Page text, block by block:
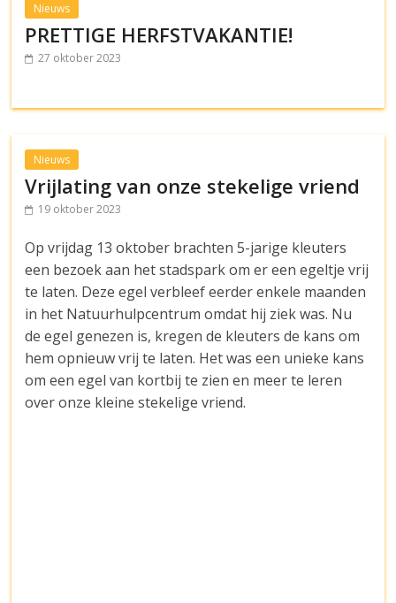
Nieuws
PRETTIGE HERFSTVAKANTIE!
27 oktober 2023
Nieuws
Vrijlating van onze stekelige vriend
19 oktober 2023
Op vrijdag 13 oktober brachten 5-jarige kleuters
een bezoek aan het stadspark om er een egeltje vrij
te laten. Deze egel verbleef eerder enkele maanden
in het Natuurhulpcentrum omdat hij ziek was. Nu
de egel genezen is, kregen de kleuters de kans om
hem opnieuw vrij te laten. Het was een unieke kans
om een egel van kortbij te zien en meer te leren
over onze kleine stekelige vriend.